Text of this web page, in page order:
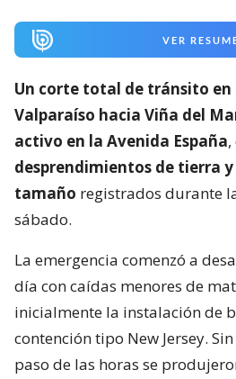
VER
Un corte total de tránsito en
Valparaíso hacia Viña del
activo en la Avenida España
desprendimientos de tierra
tamaño registrados durante
sábado.
La emergencia comenzó a
día con caídas menores de
inicialmente la instalación de
contención tipo New Jersey.
paso de las horas se